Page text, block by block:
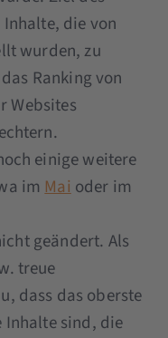
die von
wurden, zu
Ranking von
Websites
einige weitere
imMaioder im
geändert. Als
treue
dass das oberste
Inhalte sind, die